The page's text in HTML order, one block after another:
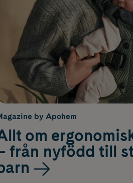
by Apohem
om
från nyfödd till